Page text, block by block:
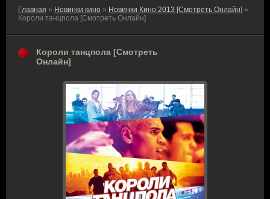
Главная » Новинки кино » Новинки Кино 2013 [Смотреть Онлайн] »
Короли танцпола [Смотреть Онлайн]
Короли танцпола [Смотреть
Онлайн]